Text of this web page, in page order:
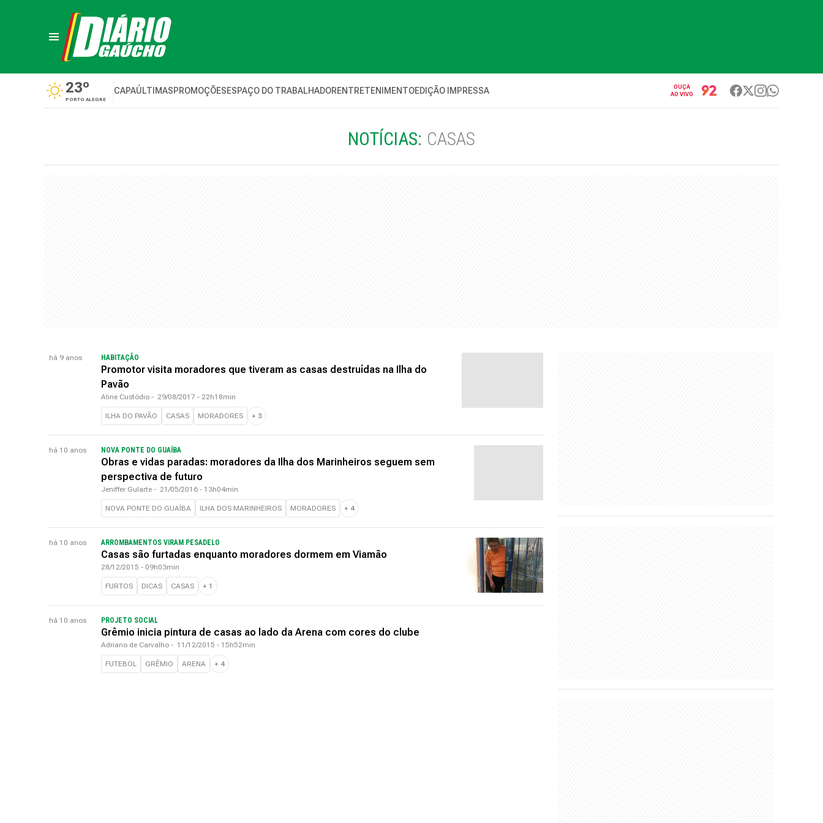
23º
PORTO ALEGRE
CAPAÚLTIMASPROMOÇÕESESPAÇO DO TRABALHADORENTRETENIMENTOEDIÇÃO IMPRESSA
OUÇA
AO VIVO
NOTÍCIAS: CASAS
há 9 anos HABITAÇÃO
Promotor visita moradores que tiveram as casas destruídas na Ilha do
Pavão
Aline Custódio - 29/08/2017 - 22h18min
ILHA DO PAVÃO CASAS MORADORES + 3
há 10 anos NOVA PONTE DO GUAÍBA
Obras e vidas paradas: moradores da Ilha dos Marinheiros seguem sem
perspectiva de futuro
Jeniffer Gularte - 21/05/2016 - 13h04min
NOVA PONTE DO GUAÍBA ILHA DOS MARINHEIROS MORADORES + 4
há 10 anos ARROMBAMENTOS VIRAM PESADELO
Casas são furtadas enquanto moradores dormem em Viamão
28/12/2015 - 09h03min
FURTOS DICAS CASAS + 1
há 10 anos PROJETO SOCIAL
Grêmio inicia pintura de casas ao lado da Arena com cores do clube
Adriano de Carvalho - 11/12/2015 - 15h52min
FUTEBOL GRÊMIO ARENA + 4